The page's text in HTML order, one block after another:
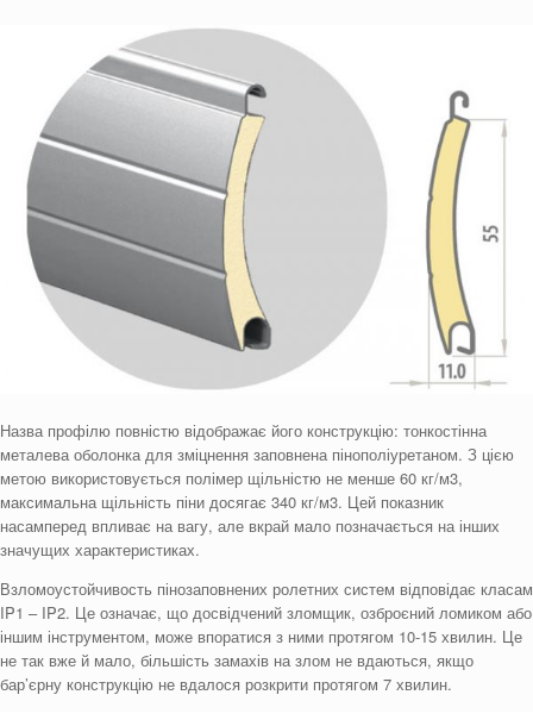
Назва профілю повністю відображає його конструкцію: тонкостінна
металева оболонка для зміцнення заповнена пінополіуретаном. З цією
метою використовується полімер щільністю не менше 60 кг/м3,
максимальна щільність піни досягає 340 кг/м3. Цей показник
насамперед впливає на вагу, але вкрай мало позначається на інших
значущих характеристиках.
Взломоустойчивость пінозаповнених ролетних систем відповідає класам
IP1 – IP2. Це означає, що досвідчений зломщик, озброєний ломиком або
іншим інструментом, може впоратися з ними протягом 10-15 хвилин. Це
не так вже й мало, більшість замахів на злом не вдаються, якщо
бар’єрну конструкцію не вдалося розкрити протягом 7 хвилин.